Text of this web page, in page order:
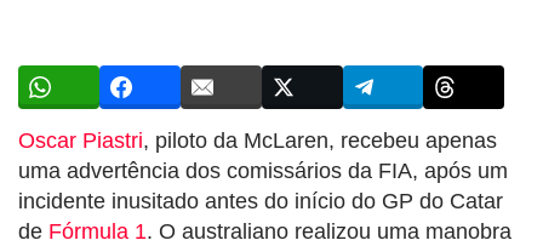
Oscar Piastri, piloto da McLaren, recebeu apenas
uma advertência dos comissários da FIA, após um
incidente inusitado antes do início do GP do Catar
de Fórmula 1. O australiano realizou uma manobra